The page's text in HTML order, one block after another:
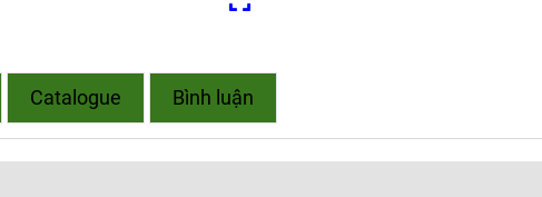
Catalogue Bình luận